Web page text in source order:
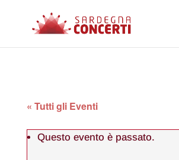
« Tutti gli Eventi
Questo evento è passato.